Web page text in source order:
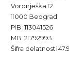
Voronješka 12
11000 Beograd
PIB: 113041526
MB: 21792993
Šifra delatnosti